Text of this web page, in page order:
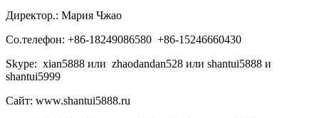
Директор.: Мария Чжао
Со.телефон: +86-18249086580 +86-15246660430
Skype: xian5888 или zhaodandan528 или shantui5888 и
shantui5999
Сайт: www.shantui5888.ru